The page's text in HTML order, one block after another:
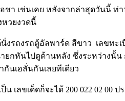
า เช่นเคย หลังจากล่าสุดวันนี้ ท่า
หวยงวดนี้
รถงรถตู้อัลพาร์ด สีขาว เลขทะเ
กหันไปดูด้านหลัง ซึ่งระหว่างนั้
นเฮลั่นกันเลยทีเดียว
ลขเด็ดก็จะได้ 200 022 02 00